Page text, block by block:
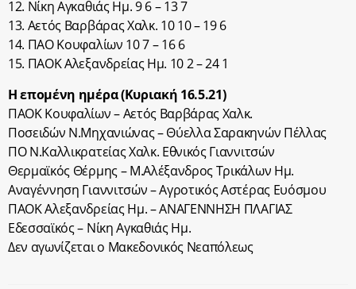
12. Νίκη Αγκαθιάς Ημ. 9 6 – 13 7
13. Αετός Βαρβάρας Χαλκ. 10 10 – 19 6
14. ΠΑΟ Κουφαλίων 10 7 – 16 6
15. ΠΑΟΚ Αλεξανδρείας Ημ. 10 2 – 24 1
Η επομένη ημέρα (Κυριακή 16.5.21)
ΠΑΟΚ Κουφαλίων – Αετός Βαρβάρας Χαλκ.
Ποσειδών Ν.Μηχανιώνας – Θύελλα Σαρακηνών Πέλλας
ΠΟ Ν.Καλλικρατείας Χαλκ. Εθνικός Γιαννιτσών
Θερμαϊκός Θέρμης – Μ.Αλέξανδρος Τρικάλων Ημ.
Αναγέννηση Γιαννιτσών – Αγροτικός Αστέρας Ευόσμου
ΠΑΟΚ Αλεξανδρείας Ημ. – ΑΝΑΓΕΝΝΗΣΗ ΠΛΑΓΙΑΣ
Εδεσσαϊκός – Νίκη Αγκαθιάς Ημ.
Δεν αγωνίζεται ο Μακεδονικός Νεαπόλεως